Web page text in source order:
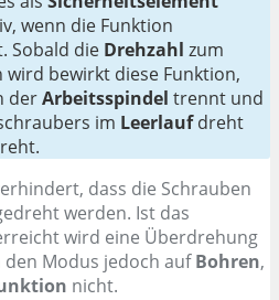
wenn die Funktion
Sobald die Drehzahl zum
bewirkt diese Funktion,
derArbeitsspindel trennt und
im Leerlaufdreht
dass die Schrauben
werden. Ist das
wird eine Überdrehung
Modus jedoch aufBohren,
nicht.